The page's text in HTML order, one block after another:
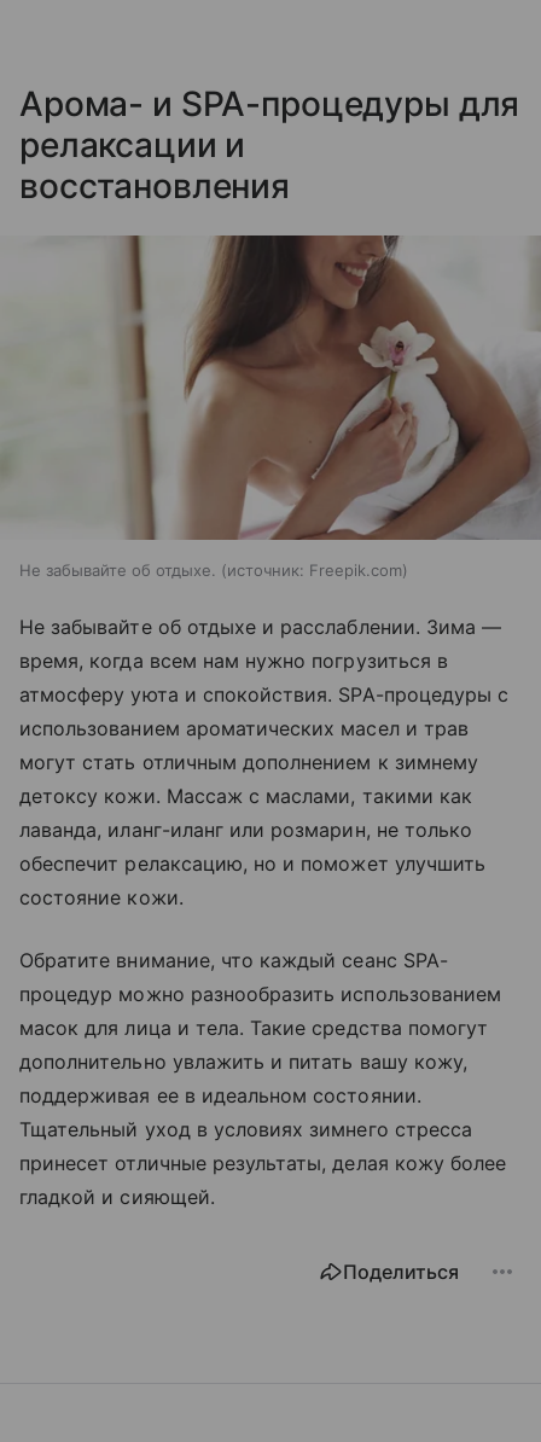
Арома- и SPA-процедуры для
релаксации и
восстановления
Не забывайте об отдыхе. источник: Freepik.com
Не забывайте об отдыхе и расслаблении. Зима —
время, когда всем нам нужно погрузиться в
атмосферу уюта и спокойствия. SPA-процедуры с
использованием ароматических масел и трав
могут стать отличным дополнением к зимнему
детоксу кожи. Массаж с маслами, такими как
лаванда, иланг-иланг или розмарин, не только
обеспечит релаксацию, но и поможет улучшить
состояние кожи.
Обратите внимание, что каждый сеанс SPA-
процедур можно разнообразить использованием
масок для лица и тела. Такие средства помогут
дополнительно увлажить и питать вашу кожу,
поддерживая ее в идеальном состоянии.
Тщательный уход в условиях зимнего стресса
принесет отличные результаты, делая кожу более
гладкой и сияющей.
Поделиться